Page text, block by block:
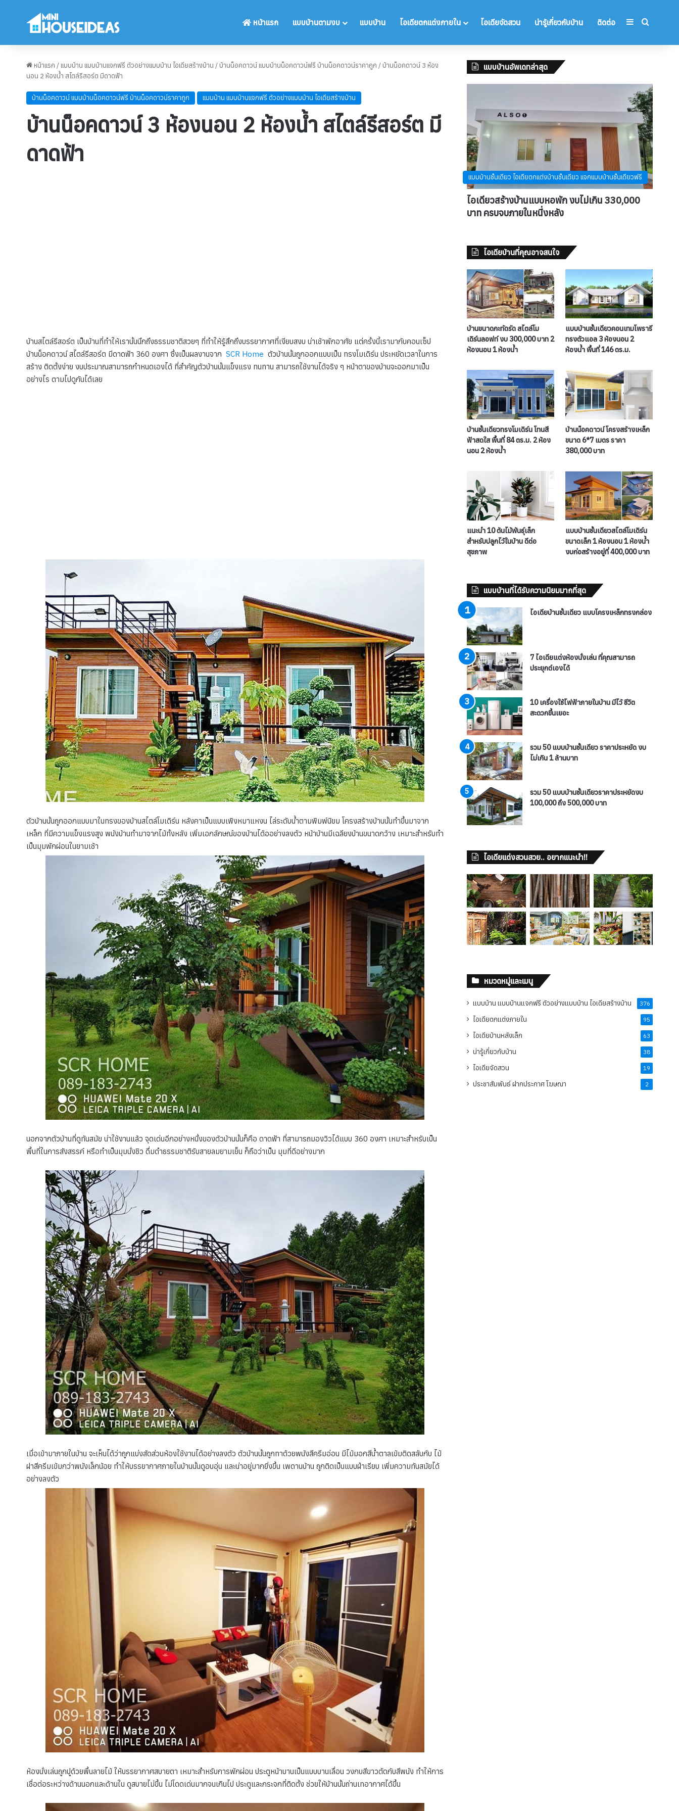
หน้าแรก แบบบ้านตามงบ แบบบ้าน ไอเดียตกแต่งภายใน ไอเดียจัดสวน น่ารู้เกี่ยวกับบ้าน ติดต่อ SidebarSearch
หน้าแรก / แบบบ้าน แบบบ้านแจกฟรี ตัวอย่างแบบบ้าน ไอเดียสร้างบ้าน / บ้านน็อคดาวน์ แบบบ้านน็อคดาวน์ฟรี บ้านน็อคดาวน์ราคาถูก / บ้านน็อคดาวน์ 3 ห้อง
นอน 2 ห้องน้ำ สไตล์รีสอร์ต มีดาดฟ้า
บ้านน็อคดาวน์ แบบบ้านน็อคดาวน์ฟรี บ้านน็อคดาวน์ราคาถูก แบบบ้าน แบบบ้านแจกฟรี ตัวอย่างแบบบ้าน ไอเดียสร้างบ้าน
บ้านน็อคดาวน์ 3 ห้องนอน 2 ห้องน้ำ สไตล์รีสอร์ต มี
ดาดฟ้า
บ้านสไตล์รีสอร์ต เป็นบ้านที่ทำให้เรานั้นนึกถึงธรรมชาติสวยๆ ที่ทำให้รู้สึกถึงบรรยากาศที่เงียบสงบ น่าเช้าพักอาศัย แต่ครั้งนี้เรามากับคอนเซ็ป
บ้านน็อคดาวน์ สไตล์รีสอร์ต มีดาดฟ้า 360 องศา ซึ่งเป็นผลงานจาก SCR Home ตัวบ้านนั้นถูกออกแบบเป็น ทรงโมเดิร์น ประหยัดเวลาในการ
สร้าง ติดตั้งง่าย งบประมาณสามารถกำหนดเองได้ ที่สำคัญตัวบ้านนั้นแข็งแรง ทนทาน สามารถใช้งานได้จริง ๆ หน้าตาของบ้านจะออกมาเป็น
อย่างไร ตามไปดูกันได้เลย
ตัวบ้านนั้นถูกออกแบบมาในทรงของบ้านสไตล์โมเดิร์น หลังคาเป็นแบบเพิงหมาแหงน ไล่ระดับน้ำตามพิมพ์นิยม โครงสร้างบ้านนั้นทำขึ้นมาจาก
เหล็ก ที่มีความแข็งแรงสูง พนังบ้านทำมาจากไม้ทั้งหลัง เพิ่มเอกลักษณ์ของบ้านได้ออย่างลงตัว หน้าบ้านมีเฉลียงบ้านขนาดกว้าง เหมาะสำหรับทำ
เป็นมุมพักผ่อนในยามเช้า
นอกจากตัวบ้านที่ดูทันสมัย น่าใช้งานแล้ว จุดเด่นอีกอย่างหนึ่งของตัวบ้านนั้นก็คือ ดาดฟ้า ที่สามารถมองวิวได้แบบ 360 องศา เหมาะสำหรับเป็น
พื้นที่ในการสังสรรค์ หรือทำเป็นมุมนั่งชิว ดื่มดำธรรมชาติรับสายลมยามเย็น ก็ถือว่าเป็น มุมที่ดีอย่างมาก
เมื่อเข้ามาภายในบ้าน จะเห็นได้ว่าถูกแบ่งสัดส่วนห้องใช้งานได้อย่างลงตัว ตัวบ้านนั้นถูกทาด้วยพนังสีครีมอ่อน มีไม้มอกสีน้ำตาลเข้มติดสลับกับ ไม้
ฝาสีครีมเข้มกว่าพนังเล็กน้อย ทำให้บรรยากาศภายในบ้านนั้นดูอบอุ่น และน่าอยู่มากยิ่งขึ้น เพดานบ้าน ถูกติดเป็นแบบฝ่าเรียบ เพิ่มความทันสมัยได้
อย่างลงตัว
ห้องนั่งเล่นถูกปูด้วยพื้นลายไม้ ให้บรรยากาศสบายตา เหมาะสำหรับการพักผ่อน ประตูหน้าบานเป็นแบบบานเลื่อน วงกบสีขาวตัดกับสีพนัง ทำให้การ
เชื่อต่อระหว่างด้านนอกและด้านใน ดูสบายไม่ขึ้น ไม่โดดเด่นมากจนเกินไป ประตูและกระจกที่ติดตั้ง ช่วยให้บ้านนั้นถ่านเทอากาศได้ขึ้น
แบบบ้านอัพเดทล่าสุด
แบบบ้านชั้นเดียว ไอเดียตกแต่งบ้านชั้นเดียว แจกแบบบ้านชั้นเดียวฟรี
ไอเดียวสร้างบ้านแบบหอพัก งบไม่เกิน 330,000
บาท ครบจบภายในหนึ่งหลัง
ไอเดียบ้านที่คุณอาจสนใจ
บ้านขนาดกะทัดรัด สไตล์โม
เดิร์นลอฟท์ งบ 300,000 บาท 2
ห้องนอน 1 ห้องน้ำ
แบบบ้านชั้นเดียวคอนเทมโพรารี
ทรงตัวแอล 3 ห้องนอน 2
ห้องน้ำ พื้นที่ 146 ตร.ม.
บ้านชั้นเดียวทรงโมเดิร์น โทนสี
ฟ้าสดใส พื้นที่ 84 ตร.ม. 2 ห้อง
นอน 2 ห้องน้ำ
บ้านน็อคดาวน์ โครงสร้างเหล็ก
ขนาด 6*7 เมตร ราคา
380,000 บาท
แนะนำ 10 ต้นไม้พันธุ์เล็ก
สำหรับปลูกไว้ในบ้าน ดีต่อ
สุขภาพ
แบบบ้านชั้นเดียวสไตล์โมเดิร์น
ขนาดเล็ก 1 ห้องนอน 1 ห้องน้ำ
งบก่อสร้างอยู่ที่ 400,000 บาท
แบบบ้านที่ได้รับความนิยมมากที่สุด
ไอเดียบ้านชั้นเดียว แบบโครงเหล็กทรงกล่อง
7 ไอเดียแต่งห้องนั่งเล่น ที่คุณสามารถ
ประยุกต์เองได้
10 เครื่องใช้ไฟฟ้าภายในบ้าน มีไว้ ชีวิต
สะดวกขึ้นเยอะ
รวม 50 แบบบ้านชั้นเดียว ราคาประหยัด งบ
ไม่เกิน 1 ล้านบาท
รวม 50 แบบบ้านชั้นเดียวราคาประหยัดงบ
100,000 ถึง 500,000 บาท
ไอเดียแต่งสวนสวย.. อยากแนะนำ!!
หมวดหมู่และเมนู
แบบบ้าน แบบบ้านแจกฟรี ตัวอย่างแบบบ้าน ไอเดียสร้างบ้าน 376
ไอเดียตกแต่งภายใน 95
ไอเดียบ้านหลังเล็ก 63
น่ารู้เกี่ยวกับบ้าน 38
ไอเดียจัดสวน 19
ประชาสัมพันธ์ ฝากประกาศ โฆษณา 2